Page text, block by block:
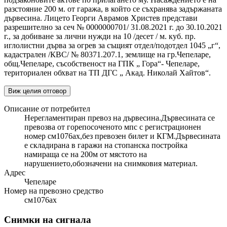
разстояние 200 м. от гаража, в който се съхранява задържаната
дървесина. Лицето Георги Аврамов Христев представи
разрешително за сеч № 0000000701/ 31.08.2021 г. до 30.10.2021
г., за добиване за лични нужди на 10 /десет / м. куб. пр.
иглолистни дърва за огрев за същият отдел/подотдел 1045 „г“,
кадастрален /КВС/ № 80371.207.1, землище на гр.Чепеларе,
общ.Чепеларе, съсобственост на ГПК „ Гора“- Чепеларе,
териториален обхват на ТП ДГС „ Акад. Николай Хайтов“.
Виж целия отговор
Описание от потребител
Нерегламентиран превоз на дървесина.Дървесината се
превозва от горепосоченото мпс с регистрационен
номер см1076ах,без превозен билет и КГМ.Дървесината
е складирана в гаражи на стопанска постройка
намираща се на 200м от мястото на
нарушението,обозначени на снимковия материал.
Адрес
Чепеларе
Номер на превозно средство
см1076ах
Снимки на сигнала